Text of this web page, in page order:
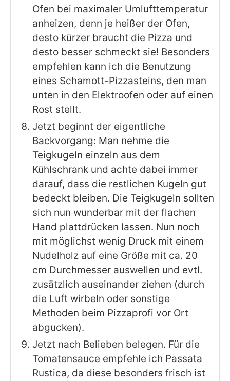
Ofen bei maximaler Umlufttemperatur
anheizen, denn je heißer der Ofen,
desto kürzer braucht die Pizza und
desto besser schmeckt sie! Besonders
empfehlen kann ich die Benutzung
eines Schamott-Pizzasteins, den man
unten in den Elektroofen oder auf einen
Rost stellt.
Jetzt beginnt der eigentliche
Backvorgang: Man nehme die
Teigkugeln einzeln aus dem
Kühlschrank und achte dabei immer
darauf, dass die restlichen Kugeln gut
bedeckt bleiben. Die Teigkugeln sollten
sich nun wunderbar mit der flachen
Hand plattdrücken lassen. Nun noch
mit möglichst wenig Druck mit einem
Nudelholz auf eine Größe mit ca. 20
cm Durchmesser auswellen und evtl.
zusätzlich auseinander ziehen (durch
die Luft wirbeln oder sonstige
Methoden beim Pizzaprofi vor Ort
abgucken).
Jetzt nach Belieben belegen. Für die
Tomatensauce empfehle ich Passata
Rustica, da diese besonders frisch ist